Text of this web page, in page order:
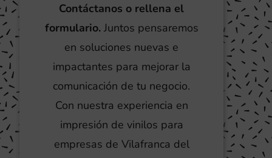
Contáctanos o rellena el
formulario.Juntos pensaremos
en soluciones nuevas e
impactantes para mejorar la
comunicación de tu negocio.
Con nuestra experiencia en
impresión de vinilos para
empresas de Vilafranca del